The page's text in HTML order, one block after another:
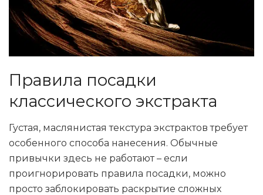
Правила посадки
классического экстракта
Густая, маслянистая текстура экстрактов требует
особенного способа нанесения. Обычные
привычки здесь не работают – если
проигнорировать правила посадки, можно
просто заблокировать раскрытие сложных